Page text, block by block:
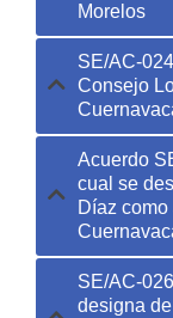
Morelos
SE/AC-
Consejo
Acuerdo
cual se
Díaz
SE/AC-
designa